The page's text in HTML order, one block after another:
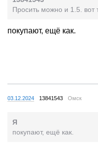
Просить можно и 1.5. вот
покупают, ещё как.
03.12.2024 13841543 Омск
Я
покупают, ещё как.